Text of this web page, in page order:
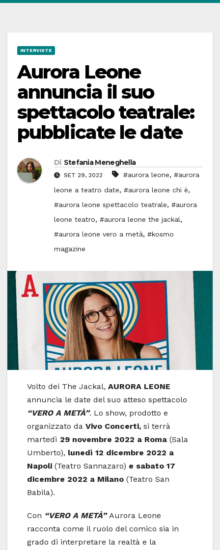
INTERVISTE
Aurora Leone
annuncia il suo
spettacolo teatrale:
pubblicate le date
Di Stefania Meneghella
SET 29, 2022 #aurora leone, #aurora
leone a teatro date, #aurora leone chi è,
#aurora leone spettacolo teatrale, #aurora
leone teatro, #aurora leone the jackal,
#aurora leone vero a metà, #kosmo
magazine
Volto dei The Jackal, AURORA LEONE
annuncia le date del suo atteso spettacolo
“VERO A METÀ”. Lo show, prodotto e
organizzato da Vivo Concerti, si terrà
martedì 29 novembre 2022 a Roma (Sala
Umberto), lunedì 12 dicembre 2022 a
Napoli (Teatro Sannazaro) e sabato 17
dicembre 2022 a Milano (Teatro San
Babila).
Con “VERO A METÀ”Aurora Leone
racconta come il ruolo del comico sia in
grado di interpretare la realtà e la